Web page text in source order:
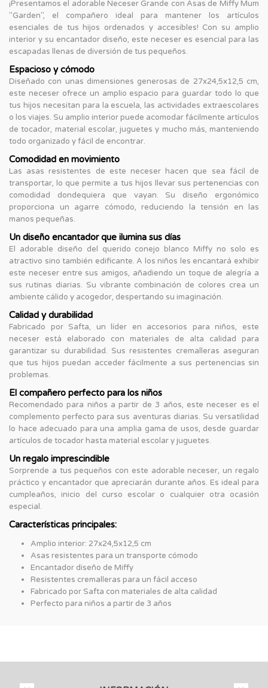
¡Presentamos el adorable Neceser Grande con Asas de Miffy Mum
"Garden", el compañero ideal para mantener los artículos
esenciales de tus hijos ordenados y accesibles! Con su amplio
interior y su encantador diseño, este neceser es esencial para las
escapadas llenas de diversión de tus pequeños.
Espacioso y cómodo
Diseñado con unas dimensiones generosas de 27x24,5x12,5 cm,
este neceser ofrece un amplio espacio para guardar todo lo que
tus hijos necesitan para la escuela, las actividades extraescolares
o los viajes. Su amplio interior puede acomodar fácilmente artículos
de tocador, material escolar, juguetes y mucho más, manteniendo
todo organizado y fácil de encontrar.
Comodidad en movimiento
Las asas resistentes de este neceser hacen que sea fácil de
transportar, lo que permite a tus hijos llevar sus pertenencias con
comodidad dondequiera que vayan. Su diseño ergonómico
proporciona un agarre cómodo, reduciendo la tensión en las
manos pequeñas.
Un diseño encantador que ilumina sus días
El adorable diseño del querido conejo blanco Miffy no solo es
atractivo sino también edificante. A los niños les encantará exhibir
este neceser entre sus amigos, añadiendo un toque de alegría a
sus rutinas diarias. Su vibrante combinación de colores crea un
ambiente cálido y acogedor, despertando su imaginación.
Calidad y durabilidad
Fabricado por Safta, un líder en accesorios para niños, este
neceser está elaborado con materiales de alta calidad para
garantizar su durabilidad. Sus resistentes cremalleras aseguran
que tus hijos puedan acceder fácilmente a sus pertenencias sin
problemas.
El compañero perfecto para los niños
Recomendado para niños a partir de 3 años, este neceser es el
complemento perfecto para sus aventuras diarias. Su versatilidad
lo hace adecuado para una amplia gama de usos, desde guardar
artículos de tocador hasta material escolar y juguetes.
Un regalo imprescindible
Sorprende a tus pequeños con este adorable neceser, un regalo
práctico y encantador que apreciarán durante años. Es ideal para
cumpleaños, inicio del curso escolar o cualquier otra ocasión
especial.
Características principales:
Amplio interior: 27x24,5x12,5 cm
Asas resistentes para un transporte cómodo
Encantador diseño de Miffy
Resistentes cremalleras para un fácil acceso
Fabricado por Safta con materiales de alta calidad
Perfecto para niños a partir de 3 años